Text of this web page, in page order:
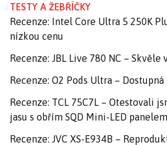
TESTY A ŽEBŘÍČKY
Recenze: Intel Core Ultra 5 250K
nízkou cenu
Recenze: JBL Live 780 NC –
Recenze: O2 Pods Ultra – Dostupná
Recenze: TCL 75C7L – Otestovali
jasu s obřím SQD Mini-LED panelem
Recenze: JVC XS-E934B –